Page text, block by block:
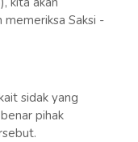
Saksi -
sidak yang
pihak